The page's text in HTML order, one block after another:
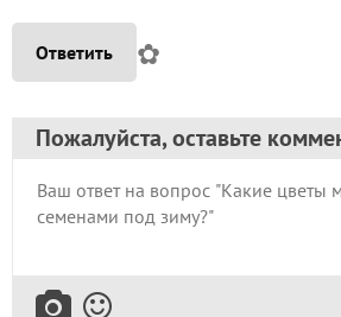
Ответить ✿
Пожалуйста, оставьте